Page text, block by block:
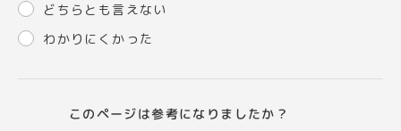
どちらとも言えない
わかりにくかった
このページは参考になりましたか？